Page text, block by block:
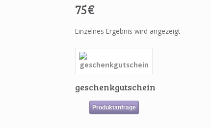
75€
Einzelnes Ergebnis wird angezeigt
geschenkgutschein
Produktanfrage